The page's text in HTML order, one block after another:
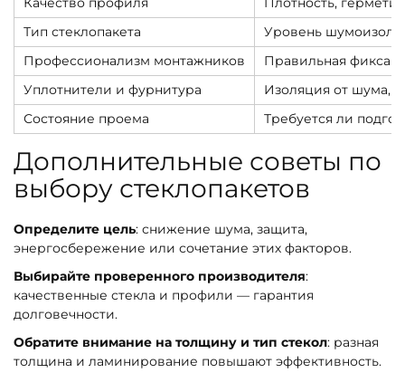
Тип стеклопакета
Уровень
Профессионализм монтажников
Правильная
Уплотнители и фурнитура
Изоляция от шума,
Состояние проема
Требуется ли
Дополнительные советы по
выбору стеклопакетов
Определите цель: снижение шума, защита,
энергосбережение или сочетание этих факторов.
Выбирайте проверенного производителя:
качественные стекла и профили — гарантия
долговечности.
Обратите внимание на толщину и тип стекол: разная
толщина и ламинирование повышают эффективность.